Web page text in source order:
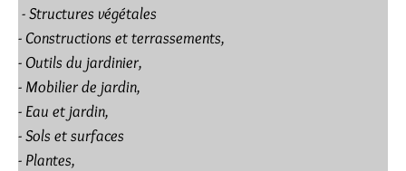
- Structures végétales
- Constructions et terrassements,
- Outils du jardinier,
- Mobilier de jardin,
- Eau et jardin,
- Sols et surfaces
- Plantes,